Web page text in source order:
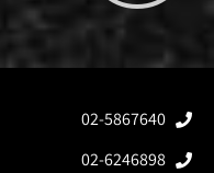
02-5867640
02-6246898